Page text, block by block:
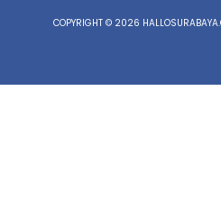
COPYRIGHT © 2026